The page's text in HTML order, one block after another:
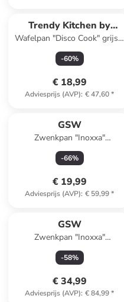
Trendy Kitchen by
EXCÉLSA
Wafelpan "Disco Cook" grijs -
Ø 26 cm
-60%
€ 18,99
Adviesprijs (AVP): € 47,60*
GSW
Zwenkpan "Inoxxa"
zilverkleurig - Ø 18 cm
-66%
€ 19,99
Adviesprijs (AVP): € 59,99*
GSW
Zwenkpan "Inoxxa"
zilverkleurig - Ø 24 cm
-58%
€ 34,99
Adviesprijs (AVP): € 84,99*